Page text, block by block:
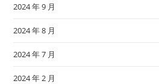
2024 年 9 月
2024 年 8 月
2024 年 7 月
2024 年 2 月